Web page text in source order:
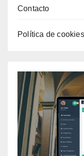
Contacto
Política de cookies